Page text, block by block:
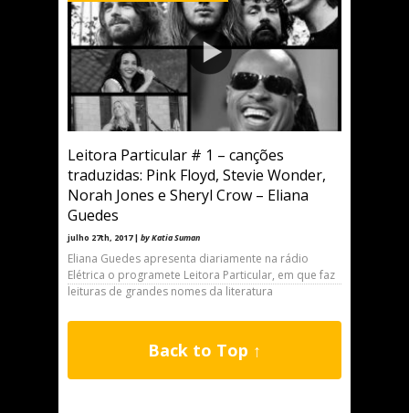
Leitora Particular # 1 – canções
traduzidas: Pink Floyd, Stevie Wonder,
Norah Jones e Sheryl Crow – Eliana
Guedes
julho 27th, 2017 | by Katia Suman
Eliana Guedes apresenta diariamente na rádio
Elétrica o programete Leitora Particular, em que faz
leituras de grandes nomes da literatura
Back to Top ↑